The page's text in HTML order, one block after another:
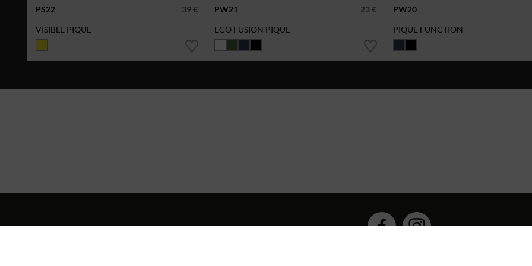
PS22
39 €
VISIBLE PIQUE
PW21
23 €
ECO FUSION PIQUE
PW20
PIQUE FUNCTION